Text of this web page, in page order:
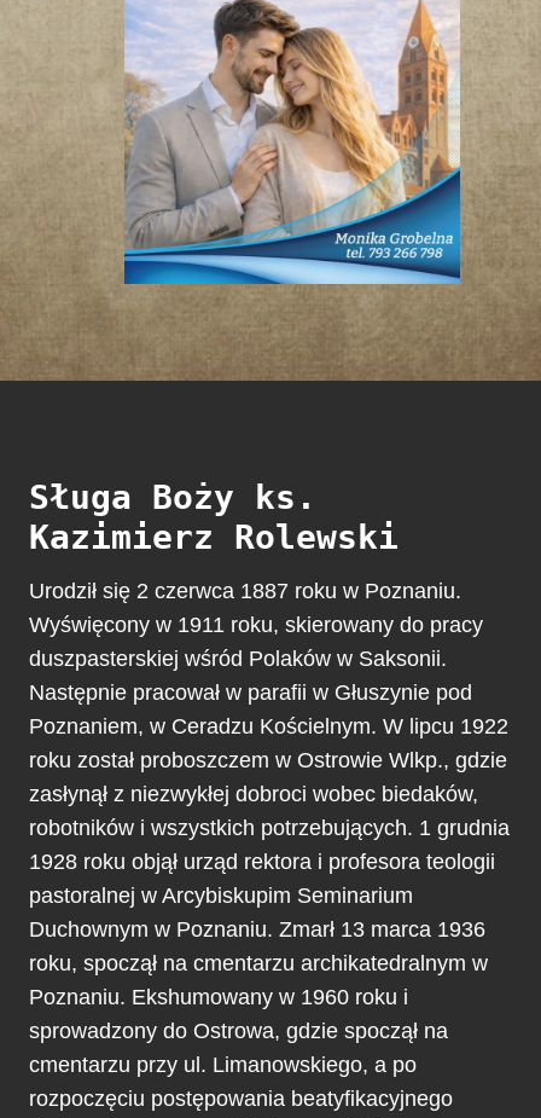
Sługa Boży ks.
Kazimierz Rolewski
Urodził się 2 czerwca 1887 roku w Poznaniu.
Wyświęcony w 1911 roku, skierowany do pracy
duszpasterskiej wśród Polaków w Saksonii.
Następnie pracował w parafii w Głuszynie pod
Poznaniem, w Ceradzu Kościelnym. W lipcu 1922
roku został proboszczem w Ostrowie Wlkp., gdzie
zasłynął z niezwykłej dobroci wobec biedaków,
robotników i wszystkich potrzebujących. 1 grudnia
1928 roku objął urząd rektora i profesora teologii
pastoralnej w Arcybiskupim Seminarium
Duchownym w Poznaniu. Zmarł 13 marca 1936
roku, spoczął na cmentarzu archikatedralnym w
Poznaniu. Ekshumowany w 1960 roku i
sprowadzony do Ostrowa, gdzie spoczął na
cmentarzu przy ul. Limanowskiego, a po
rozpoczęciu postępowania beatyfikacyjnego